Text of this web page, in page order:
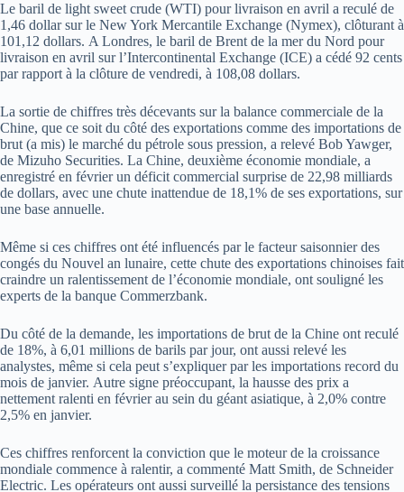
Le baril de light sweet crude (WTI) pour livraison en avril a reculé de
1,46 dollar sur le New York Mercantile Exchange (Nymex), clôturant à
101,12 dollars. A Londres, le baril de Brent de la mer du Nord pour
livraison en avril sur l’Intercontinental Exchange (ICE) a cédé 92 cents
par rapport à la clôture de vendredi, à 108,08 dollars.
La sortie de chiffres très décevants sur la balance commerciale de la
Chine, que ce soit du côté des exportations comme des importations de
brut (a mis) le marché du pétrole sous pression, a relevé Bob Yawger,
de Mizuho Securities. La Chine, deuxième économie mondiale, a
enregistré en février un déficit commercial surprise de 22,98 milliards
de dollars, avec une chute inattendue de 18,1% de ses exportations, sur
une base annuelle.
Même si ces chiffres ont été influencés par le facteur saisonnier des
congés du Nouvel an lunaire, cette chute des exportations chinoises fait
craindre un ralentissement de l’économie mondiale, ont souligné les
experts de la banque Commerzbank.
Du côté de la demande, les importations de brut de la Chine ont reculé
de 18%, à 6,01 millions de barils par jour, ont aussi relevé les
analystes, même si cela peut s’expliquer par les importations record du
mois de janvier. Autre signe préoccupant, la hausse des prix a
nettement ralenti en février au sein du géant asiatique, à 2,0% contre
2,5% en janvier.
Ces chiffres renforcent la conviction que le moteur de la croissance
mondiale commence à ralentir, a commenté Matt Smith, de Schneider
Electric. Les opérateurs ont aussi surveillé la persistance des tensions